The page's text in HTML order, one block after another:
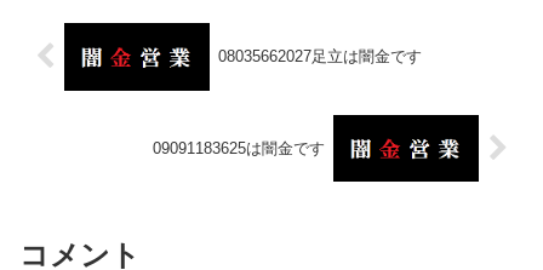
08035662027足立は闇金です
09091183625は闇金です
コメント